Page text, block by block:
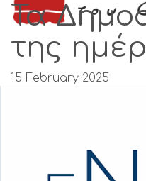
Τα
της
15 February 2025